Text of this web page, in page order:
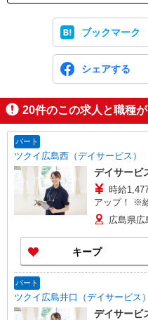
ブックマーク
シェアする
20件のこの求人と職種
パート
ツクイ広島西（デイサービス）
デイサー
時給1,477円〜
アップ！ ※
広島県広
キープ
パート
ツクイ広島井口（デイサービス）
デイサー